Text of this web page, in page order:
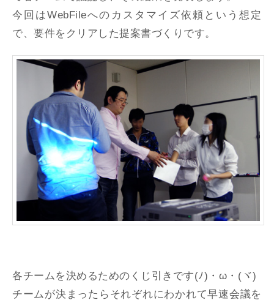
今回はWebFileへのカスタマイズ依頼という想定
で、要件をクリアした提案書づくりです。
各チームを決めるためのくじ引きです(ﾉ)・ω・(ヾ)
チームが決まったらそれぞれにわかれて早速会議を